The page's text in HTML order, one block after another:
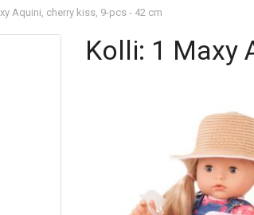
Aquini, cherry kiss, 9-pcs - 42 cm
Kolli: 1 Maxy